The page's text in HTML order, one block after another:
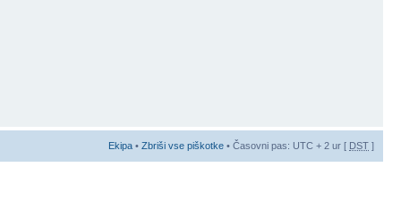
Ekipa • Zbriši vse piškotke • Časovni pas: UTC + 2 ur [ DST ]